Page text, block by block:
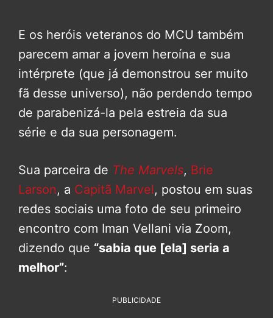
E os heróis veteranos do MCU também
parecem amar a jovem heroína e sua
intérprete (que já demonstrou ser muito
fã desse universo), não perdendo tempo
de parabenizá-la pela estreia da sua
série e da sua personagem.
Sua parceira de The Marvels, Brie
Larson, a Capitã Marvel, postou em suas
redes sociais uma foto de seu primeiro
encontro com Iman Vellani via Zoom,
dizendo que “sabia que [ela] seria a
melhor”:
PUBLICIDADE